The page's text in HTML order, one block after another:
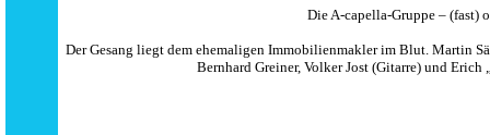
Die A-capella-Gruppe – (fast)
Der Gesang liegt dem ehemaligen Immobilienmakler im Blut. Martin
Bernhard Greiner, Volker Jost (Gitarre) und